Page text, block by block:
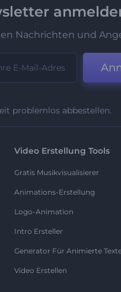
Nachrichten und
problemlos abbestellen.
Video Erstellung Tools
Gratis Musikvisualisierer
Animations-Erstellung
Logo-Animation
Intro Ersteller
Generator Für Animierte
Video Erstellen